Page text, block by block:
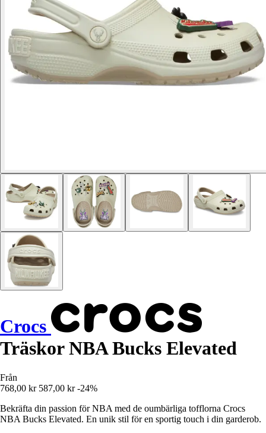
Crocs
Träskor NBA Bucks Elevated
Från
768,00 kr 587,00 kr -24%
Bekräfta din passion för NBA med de oumbärliga tofflorna Crocs
NBA Bucks Elevated. En unik stil för en sportig touch i din garderob.